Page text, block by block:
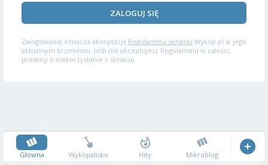
ZALOGUJ SIĘ
Zalogowanie oznacza akceptację Regulaminu serwisu Wykop.pl w jego
aktualnym brzmieniu. Jeśli nie akceptujesz Regulaminu w całości,
prosimy o niekorzystanie z serwisu.
Główna Wykopalisko Hity Mikroblog